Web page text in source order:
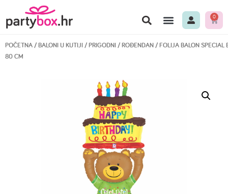
0
POČETNA/BALONI U KUTIJI/PRIGODNI/ROĐENDAN/ FOLIJA BALON SPECIAL
80 CM